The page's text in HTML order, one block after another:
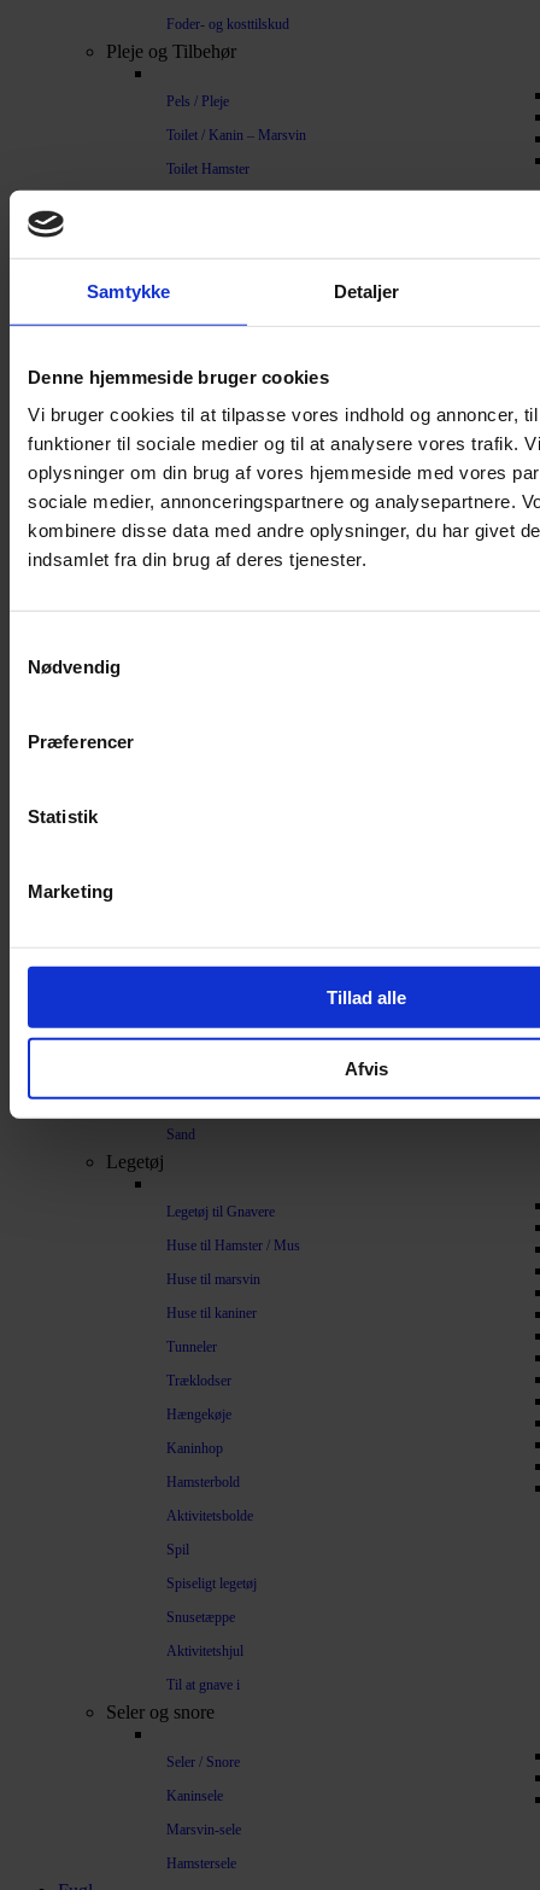
Samtykke Detaljer
Denne hjemmeside bruger cookies
Vi bruger cookies til at tilpasse vores indhold og annoncer,
funktioner til sociale medier og til at analysere vores trafik.
oplysninger om din brug af vores hjemmeside med vores
sociale medier, annonceringspartnere og analysepartnere.
kombinere disse data med andre oplysninger, du har givet
indsamlet fra din brug af deres tjenester.
Nødvendig
Præferencer
Statistik
Marketing
Tillad alle
Afvis
Foder- og kosttilskud
Pleje og Tilbehør
Pels / Pleje
Toilet / Kanin – Marsvin
Toilet Hamster
Bure
Kaninbur
Rottebur
Marsvinebur
Løbegård
Overdækning løbegård
Indretning til bure
Bark
Spelt
Vat
Sand
Legetøj
Legetøj til Gnavere
Huse til Hamster / Mus
Huse til marsvin
Huse til kaniner
Tunneler
Træklodser
Hængekøje
Kaninhop
Hamsterbold
Aktivitetsbolde
Spil
Spiseligt legetøj
Snusetæppe
Aktivitetshjul
Til at gnave i
Seler og snore
Seler / Snore
Kaninsele
Marsvin-sele
Hamstersele